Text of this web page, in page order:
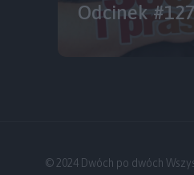
Odcinek #127
© 2024 Dwóch po dwóch